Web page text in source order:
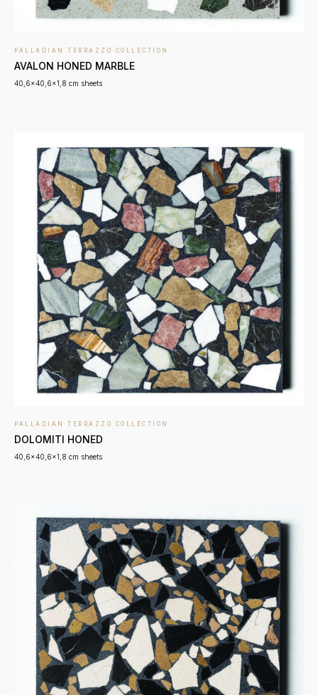
PALLADIAN TERRAZZO COLLECTION
AVALON HONED MARBLE
40,6x40,6x1,8 cm sheets
PALLADIAN TERRAZZO COLLECTION
DOLOMITI HONED
40,6x40,6x1,8 cm sheets